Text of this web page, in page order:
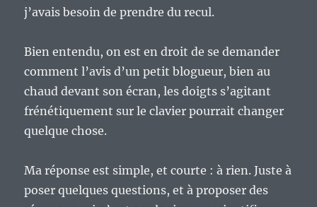
j’avais besoin de prendre du recul.
Bien entendu, on est en droit de se demander
comment l’avis d’un petit blogueur, bien au
chaud devant son écran, les doigts s’agitant
frénétiquement sur le clavier pourrait changer
quelque chose.
Ma réponse est simple, et courte : à rien. Juste à
poser quelques questions, et à proposer des